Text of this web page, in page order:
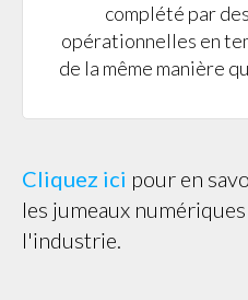
complété par
opérationnelles en
de la même manière
Cliquez ici pour en
les jumeaux
l'industrie.